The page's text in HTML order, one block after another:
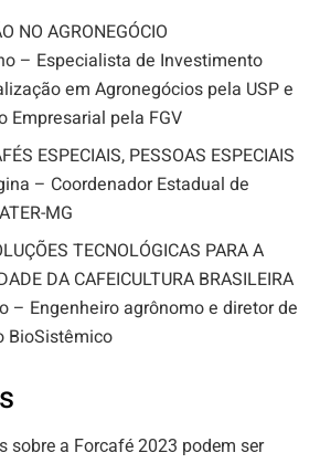
NO AGRONEGÓCIO
– Especialista de Investimento
em Agronegócios pela USP e
Empresarial pela FGV
ESPECIAIS, PESSOAS ESPECIAIS
– Coordenador Estadual de
MG
TECNOLÓGICAS PARA A
DA CAFEICULTURA BRASILEIRA
– Engenheiro agrônomo e diretor de
BioSistêmico
sobre a Forcafé 2023 podem ser